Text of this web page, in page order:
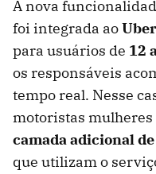
A nova
foi integrada ao
para usuários de 12
os responsáveis
tempo real. Nesse
motoristas mulheres
camada adicional
que utilizam o